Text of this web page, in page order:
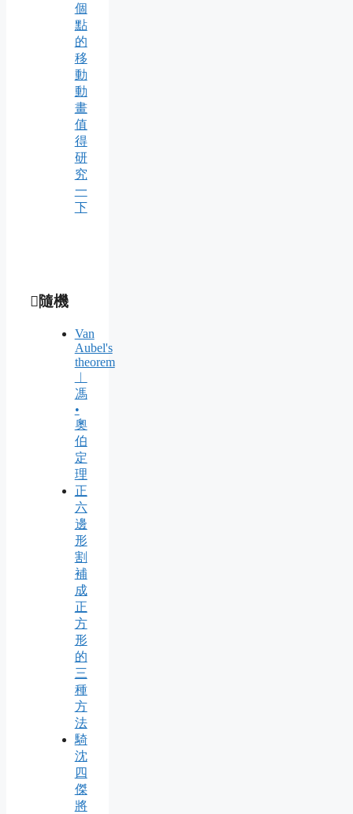
個
點
的
移
動
動
畫
值
得
研
究
一
下
隨機
Van
Aubel's
theorem
︱
馮
•
奧
伯
定
理
正
六
邊
形
割
補
成
正
方
形
的
三
種
方
法
騎
沈
四
傑
將